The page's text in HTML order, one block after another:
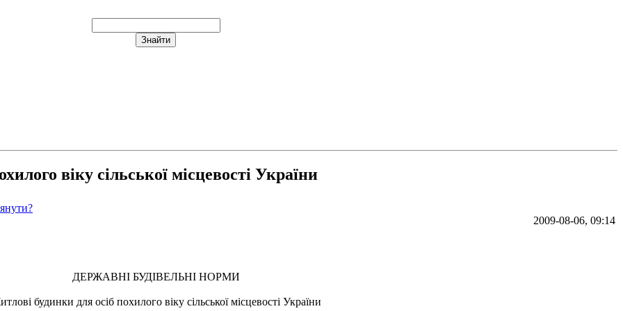
віку сільської місцевості України
2009-08-06, 09:14
ДЕРЖАВНІ БУДІВЕЛЬНІ НОРМИ
будинки для осіб похилого віку сільської місцевості України